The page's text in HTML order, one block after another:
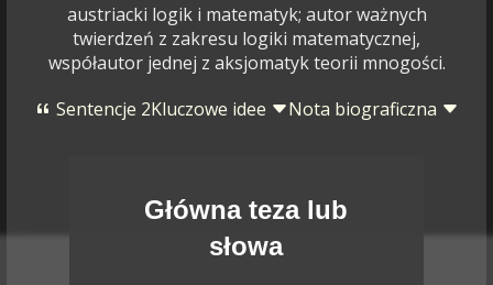
austriacki logik i matematyk; autor ważnych
twierdzeń z zakresu logiki matematycznej,
współautor jednej z aksjomatyk teorii mnogości.
Sentencje 2Kluczowe idee Nota biograficzna
Główna teza lub
słowa